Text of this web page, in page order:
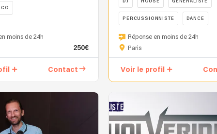
live
et
millimétrées,
je
chaque
soirée
une
expérience
musicale
moins de 24h
250€
Contact
DJ HOUSE GENERALISTE
PERCUSSIONNISTE DANCE
Pourquoi
nous
DJ
un
Réponse en moins de 24h
Paris
Voir le profil